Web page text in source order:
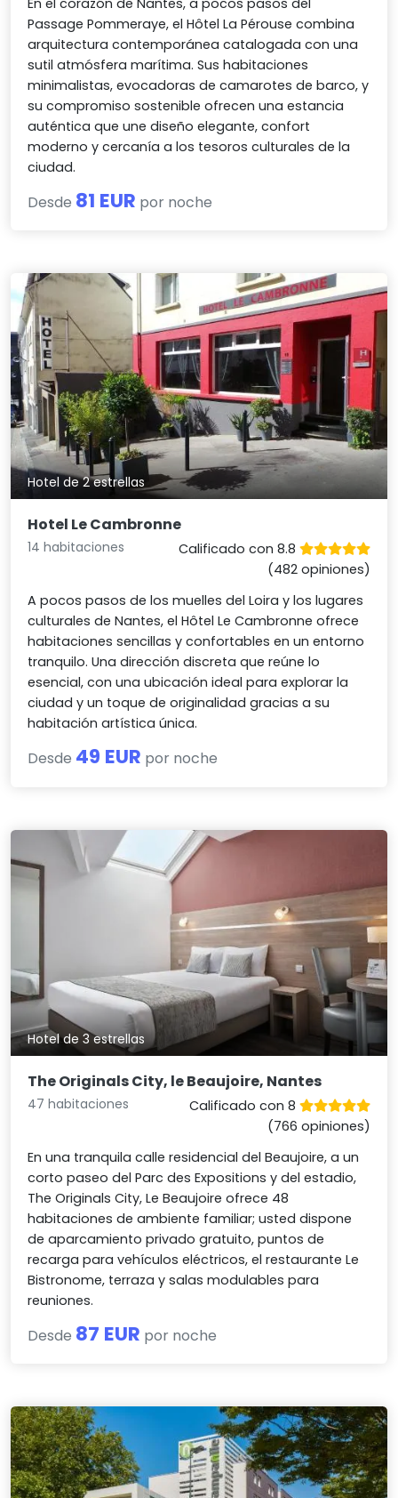
Passage Pommeraye, el Hôtel La Pérouse combina
arquitectura contemporánea catalogada con una
sutil atmósfera marítima. Sus habitaciones
minimalistas, evocadoras de camarotes de barco, y
su compromiso sostenible ofrecen una estancia
auténtica que une diseño elegante, confort
moderno y cercanía a los tesoros culturales de la
ciudad.
Desde 81 EUR por noche
Hotel de 2 estrellas
Hotel Le Cambronne
14 habitaciones
Calificado con 8.8
(482 opiniones)
A pocos pasos de los muelles del Loira y los lugares
culturales de Nantes, el Hôtel Le Cambronne ofrece
habitaciones sencillas y confortables en un entorno
tranquilo. Una dirección discreta que reúne lo
esencial, con una ubicación ideal para explorar la
ciudad y un toque de originalidad gracias a su
habitación artística única.
Desde 49 EUR por noche
Hotel de 3 estrellas
The Originals City, le Beaujoire, Nantes
47 habitaciones
Calificado con 8
(766 opiniones)
En una tranquila calle residencial del Beaujoire, a un
corto paseo del Parc des Expositions y del estadio,
The Originals City, Le Beaujoire ofrece 48
habitaciones de ambiente familiar; usted dispone
de aparcamiento privado gratuito, puntos de
recarga para vehículos eléctricos, el restaurante Le
Bistronome, terraza y salas modulables para
reuniones.
Desde 87 EUR por noche